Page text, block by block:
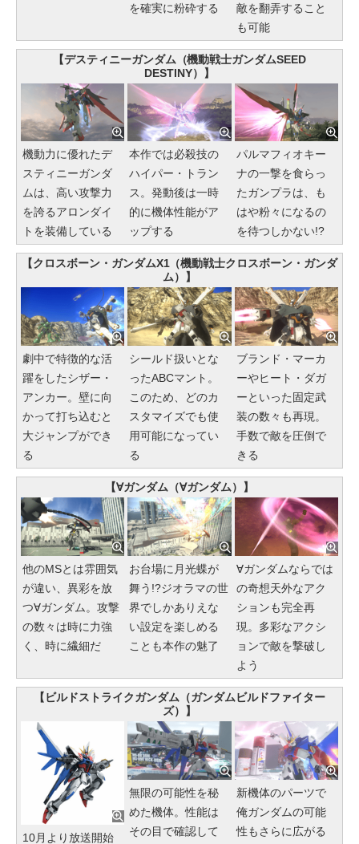
を確実に粉砕する
敵を翻弄すること
も可能
【デスティニーガンダム（機動戦士ガンダムSEED
DESTINY）】
機動力に優れたデ
スティニーガンダ
ムは、高い攻撃力
を誇るアロンダイ
トを装備している
本作では必殺技の
ハイパー・トラン
ス。発動後は一時
的に機体性能がア
ップする
パルマフィオキー
ナの一撃を食らっ
たガンプラは、も
はや粉々になるの
を待つしかない!?
【クロスボーン・ガンダムX1（機動戦士クロスボーン・ガンダ
ム）】
劇中で特徴的な活
躍をしたシザー・
アンカー。壁に向
かって打ち込むと
大ジャンプができ
る
シールド扱いとな
ったABCマント。
このため、どのカ
スタマイズでも使
用可能になってい
る
ブランド・マーカ
ーやヒート・ダガ
ーといった固定武
装の数々も再現。
手数で敵を圧倒で
きる
【∀ガンダム（∀ガンダム）】
他のMSとは雰囲気
が違い、異彩を放
つ∀ガンダム。攻撃
の数々は時に力強
く、時に繊細だ
お台場に月光蝶が
舞う!?ジオラマの世
界でしかありえな
い設定を楽しめる
ことも本作の魅了
∀ガンダムならでは
の奇想天外なアク
ションも完全再
現。多彩なアクシ
ョンで敵を撃破し
よう
【ビルドストライクガンダム（ガンダムビルドファイター
ズ）】
10月より放送開始
無限の可能性を秘
めた機体。性能は
その目で確認して
新機体のパーツで
俺ガンダムの可能
性もさらに広がる